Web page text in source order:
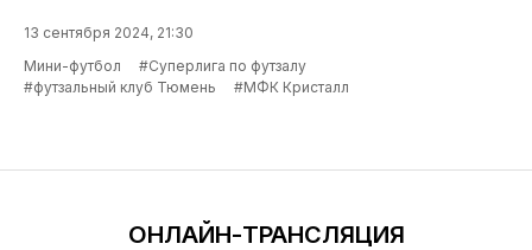
13 сентября 2024, 21:30
Мини-футбол
#Суперлига по футзалу
#футзальный клуб Тюмень
#МФК Кристалл
ОНЛАЙН-ТРАНСЛЯЦИЯ